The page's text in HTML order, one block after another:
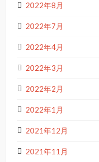
2022年8月
2022年7月
2022年4月
2022年3月
2022年2月
2022年1月
2021年12月
2021年11月